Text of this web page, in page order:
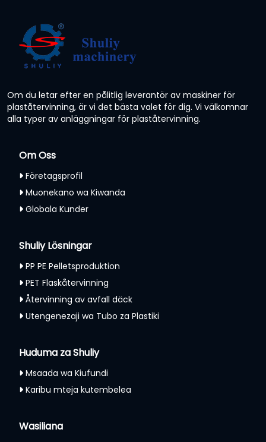
Om du letar efter en pålitlig leverantör av maskiner för
plaståtervinning, är vi det bästa valet för dig. Vi välkomnar
alla typer av anläggningar för plaståtervinning.
Om Oss
Företagsprofil
Muonekano wa Kiwanda
Globala Kunder
Shuliy Lösningar
PP PE Pelletsproduktion
PET Flaskåtervinning
Återvinning av avfall däck
Utengenezaji wa Tubo za Plastiki
Huduma za Shuliy
Msaada wa Kiufundi
Karibu mteja kutembelea
Wasiliana